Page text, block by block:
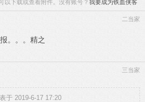
以下载或查看附件。没有账号？ 我要成为铁血侠客
二当家
。。。精之
三当家
于 2019-6-17 17:20